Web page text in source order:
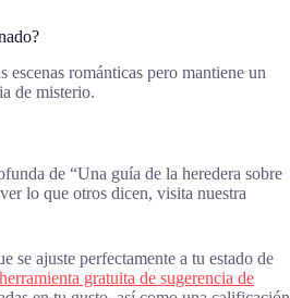
románticas pero mantiene un
de misterio.
de “Una guía de la heredera sobre
lo que otros dicen, visita nuestra
se ajuste perfectamente a tu estado de
gratuita de sugerencia de